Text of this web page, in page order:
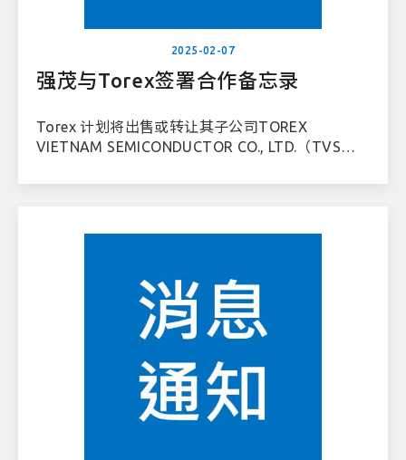
2025-02-07
强茂与Torex签署合作备忘录
Torex 计划将出售或转让其子公司TOREX
VIETNAM SEMICONDUCTOR CO., LTD.（TVS）